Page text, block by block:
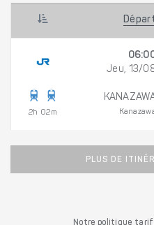
2h 02m
Jeu, 13/
PLUS DE
Notre politique